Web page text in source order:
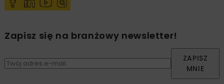
Zapisz się na branżowy newsletter!
ZAPISZ
MNIE